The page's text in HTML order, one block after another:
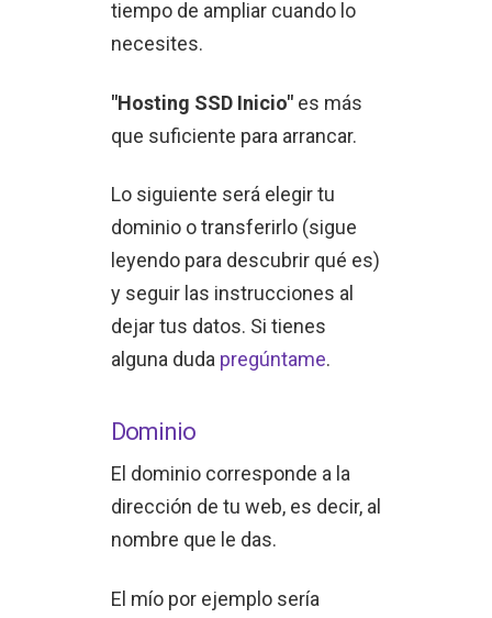
tiempo de ampliar cuando lo
necesites.
"Hosting SSD Inicio"es más
que suficiente para arrancar.
Lo siguiente será elegir tu
dominio o transferirlo (sigue
leyendo para descubrir qué es)
y seguir las instrucciones al
dejar tus datos. Si tienes
alguna duda pregúntame.
Dominio
El dominio corresponde a la
dirección de tu web, es decir, al
nombre que le das.
El mío por ejemplo sería